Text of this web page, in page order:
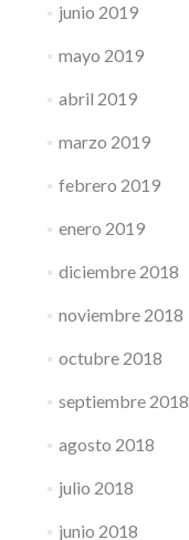
junio 2019
mayo 2019
abril 2019
marzo 2019
febrero 2019
enero 2019
diciembre 2018
noviembre 2018
octubre 2018
septiembre 2018
agosto 2018
julio 2018
junio 2018